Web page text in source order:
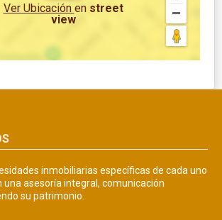
Ver Ubicación en street
view
inmobiliarias específicas de cada uno
una asesoría integral, comunicación
su patrimonio.